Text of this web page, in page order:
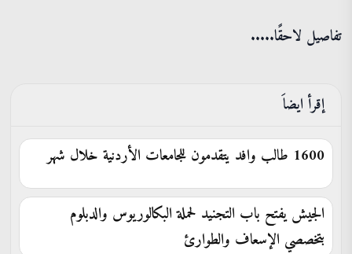
تفاصيل لاحقًا.....
إقرأ ايضاَ
1600 طالب وافد يتقدمون للجامعات الأردنية خلال شهر
الجيش يفتح باب التجنيد لحملة البكالوريوس والدبلوم
بتخصصي الإسعاف والطوارئ